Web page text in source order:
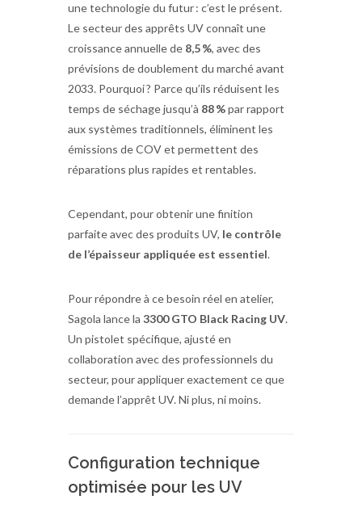
une technologie du futur : c’est le présent.
Le secteur des apprêts UV connaît une
croissance annuelle de 8,5 %, avec des
prévisions de doublement du marché avant
2033. Pourquoi ? Parce qu’ils réduisent les
temps de séchage jusqu’à 88 %par rapport
aux systèmes traditionnels, éliminent les
émissions de COV et permettent des
réparations plus rapides et rentables.
Cependant, pour obtenir une finition
parfaite avec des produits UV, le contrôle
de l’épaisseur appliquée est essentiel.
Pour répondre à ce besoin réel en atelier,
Sagola lance la 3300 GTO Black Racing UV.
Un pistolet spécifique, ajusté en
collaboration avec des professionnels du
secteur, pour appliquer exactement ce que
demande l’apprêt UV. Ni plus, ni moins.
Configuration technique
optimisée pour les UV